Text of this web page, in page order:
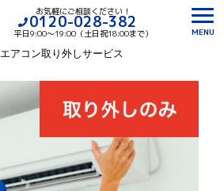
お気軽にご相談ください！
0120-028-382
平日9:00〜19:00（土日祝18:00まで）
MENU
エアコン取り外しサービス